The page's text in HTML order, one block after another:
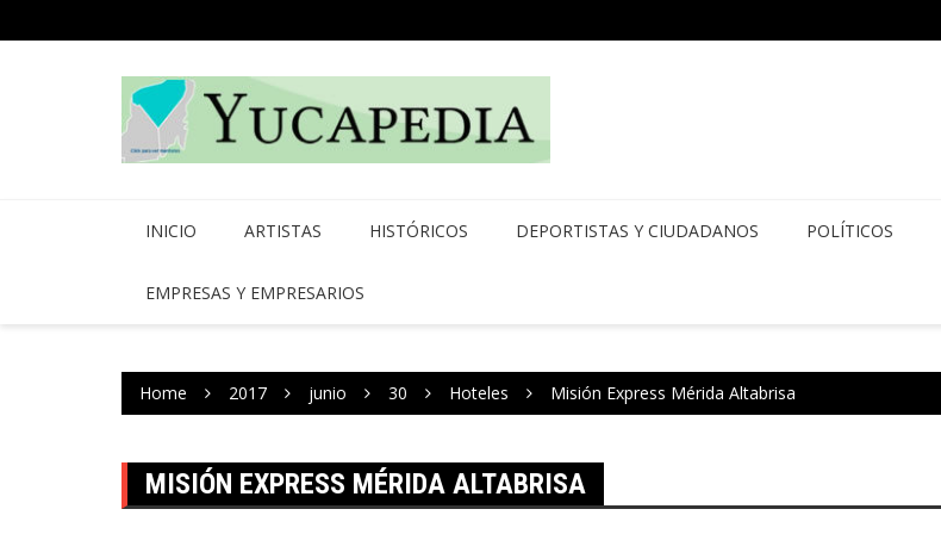
INICIO ARTISTAS HISTÓRICOS DEPORTISTAS Y CIUDADANOS POLÍTICOS
EMPRESAS Y EMPRESARIOS
Home 2017 junio 30 Hoteles Misión Express Mérida Altabrisa
MISIÓN EXPRESS MÉRIDA ALTABRISA